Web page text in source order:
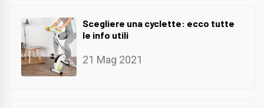
Scegliere una cyclette: ecco tutte
le info utili
21 Mag 2021